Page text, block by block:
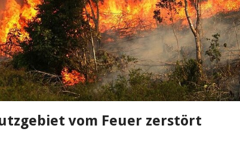
vom Feuer zerstört